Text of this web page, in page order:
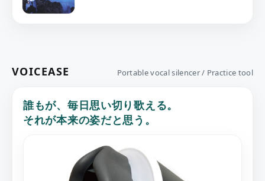
VOICEASE Portable vocal silencer / Practice tool
誰もが、毎日思い切り歌える。
それが本来の姿だと思う。